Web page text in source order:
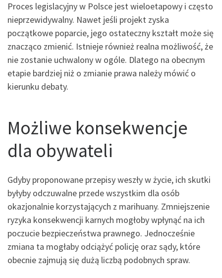
Proces legislacyjny w Polsce jest wieloetapowy i często
nieprzewidywalny. Nawet jeśli projekt zyska
początkowe poparcie, jego ostateczny kształt może się
znacząco zmienić. Istnieje również realna możliwość, że
nie zostanie uchwalony w ogóle. Dlatego na obecnym
etapie bardziej niż o zmianie prawa należy mówić o
kierunku debaty.
Możliwe konsekwencje
dla obywateli
Gdyby proponowane przepisy weszły w życie, ich skutki
byłyby odczuwalne przede wszystkim dla osób
okazjonalnie korzystających z marihuany. Zmniejszenie
ryzyka konsekwencji karnych mogłoby wpłynąć na ich
poczucie bezpieczeństwa prawnego. Jednocześnie
zmiana ta mogłaby odciążyć policję oraz sądy, które
obecnie zajmują się dużą liczbą podobnych spraw.